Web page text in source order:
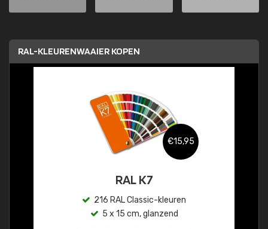
RAL-KLEURENWAAIER KOPEN
€15,95
RAL K7
216 RAL Classic-kleuren
5 x 15 cm, glanzend